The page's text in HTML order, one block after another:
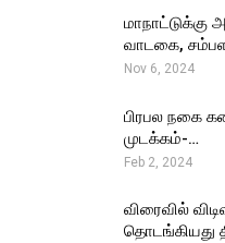
வாடகை,
Nov 6, 2024
பிரபல நகை
முடக்கம்-…
Feb 2, 2024
விரைவில்
தொடங்கியது